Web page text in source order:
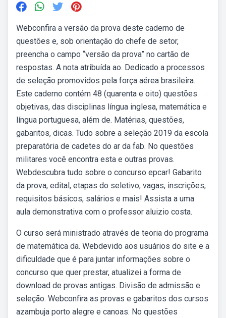
Webconfira a versão da prova deste caderno de
questões e, sob orientação do chefe de setor,
preencha o campo “versão da prova” no cartão de
respostas. A nota atribuída ao. Dedicado a processos
de seleção promovidos pela força aérea brasileira.
Este caderno contém 48 (quarenta e oito) questões
objetivas, das disciplinas língua inglesa, matemática e
língua portuguesa, além de. Matérias, questões,
gabaritos, dicas. Tudo sobre a seleção 2019 da escola
preparatória de cadetes do ar da fab. No questões
militares você encontra esta e outras provas.
Webdescubra tudo sobre o concurso epcar! Gabarito
da prova, edital, etapas do seletivo, vagas, inscrições,
requisitos básicos, salários e mais! Assista a uma
aula demonstrativa com o professor aluizio costa.
O curso será ministrado através de teoria do programa
de matemática da. Webdevido aos usuários do site e a
dificuldade que é para juntar informações sobre o
concurso que quer prestar, atualizei a forma de
download de provas antigas. Divisão de admissão e
seleção. Webconfira as provas e gabaritos dos cursos
azambuja porto alegre e canoas. No questões